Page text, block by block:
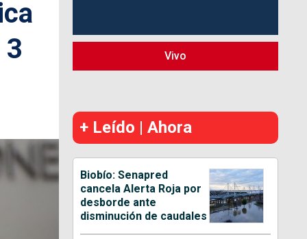
Vivo
+ Leído | Ahora
Biobío: Senapred
cancela Alerta Roja por
desborde ante
disminución de caudales